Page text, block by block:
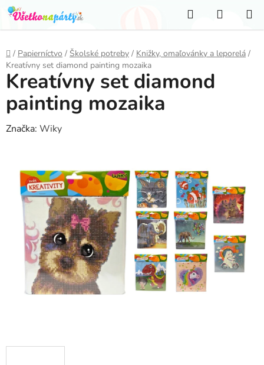
Prejsť
na
obsah
Hľadať
KOŠÍK
Domov
/ Papierníctvo / Školské potreby / Knižky, omaľovánky a leporelá /
Kreatívny set diamond painting mozaika
Kreatívny set diamond
painting mozaika
Značka: Wiky